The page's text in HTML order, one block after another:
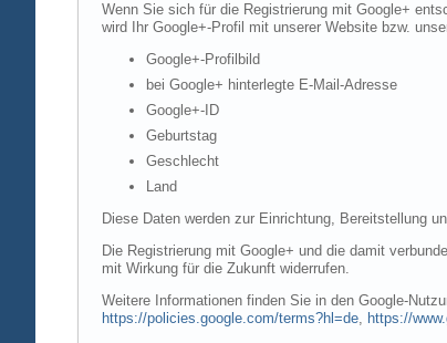
Wenn Sie sich für die Registrierung mit Google+
wird Ihr Google+-Profil mit unserer Website bzw.
Google+-Profilbild
bei Google+ hinterlegte E-Mail-Adresse
Google+-ID
Geburtstag
Geschlecht
Land
Diese Daten werden zur Einrichtung, Bereitstellung
Die Registrierung mit Google+ und die damit
mit Wirkung für die Zukunft widerrufen.
Weitere Informationen finden Sie in den Google-
https://policies.google.com/terms?hl=de, https://